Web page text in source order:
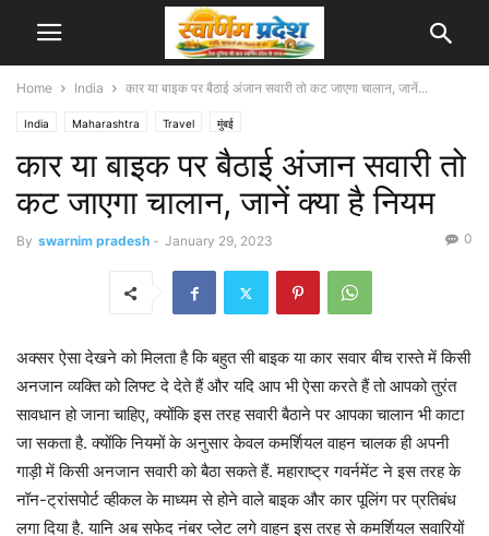
Home India कार या बाइक पर बैठाई अंजान सवारी तो कट जाएगा चालान, जानें...
India Maharashtra Travel मुंबई
कार या बाइक पर बैठाई अंजान सवारी तो
कट जाएगा चालान, जानें क्या है नियम
By swarnim pradesh - January 29, 2023 0
अक्सर ऐसा देखने को मिलता है कि बहुत सी बाइक या कार सवार बीच रास्ते में किसी
अनजान व्यक्ति को लिफ्ट दे देते हैं और यदि आप भी ऐसा करते हैं तो आपको तुरंत
सावधान हो जाना चाहिए, क्योंकि इस तरह सवारी बैठाने पर आपका चालान भी काटा
जा सकता है. क्योंकि नियमों के अनुसार केवल कमर्शियल वाहन चालक ही अपनी
गाड़ी में किसी अनजान सवारी को बैठा सकते हैं. महाराष्ट्र गवर्नमेंट ने इस तरह के
नॉन-ट्रांसपोर्ट व्हीकल के माध्यम से होने वाले बाइक और कार पूलिंग पर प्रतिबंध
लगा दिया है. यानि अब सफेद नंबर प्लेट लगे वाहन इस तरह से कमर्शियल सवारियों